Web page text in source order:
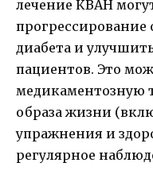
лечение КВАН
прогрессирование
диабета и
пациентов. Это
медикаментозную
образа жизни
упражнения и
регулярное